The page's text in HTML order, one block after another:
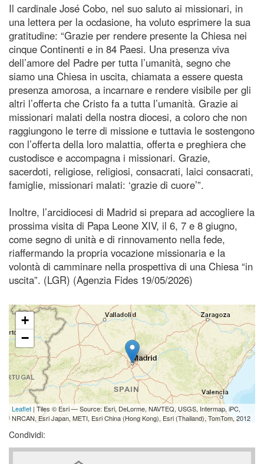
Il cardinale José Cobo, nel suo saluto ai missionari, in
una lettera per la ocdasione, ha voluto esprimere la sua
gratitudine: “Grazie per rendere presente la Chiesa nei
cinque Continenti e in 84 Paesi. Una presenza viva
dell’amore del Padre per tutta l’umanità, segno che
siamo una Chiesa in uscita, chiamata a essere questa
presenza amorosa, a incarnare e rendere visibile per gli
altri l’offerta che Cristo fa a tutta l’umanità. Grazie ai
missionari malati della nostra diocesi, a coloro che non
raggiungono le terre di missione e tuttavia le sostengono
con l’offerta della loro malattia, offerta e preghiera che
custodisce e accompagna i missionari. Grazie,
sacerdoti, religiose, religiosi, consacrati, laici consacrati,
famiglie, missionari malati: ‘grazie di cuore’”.
Inoltre, l’arcidiocesi di Madrid si prepara ad accogliere la
prossima visita di Papa Leone XIV, il 6, 7 e 8 giugno,
come segno di unità e di rinnovamento nella fede,
riaffermando la propria vocazione missionaria e la
volontà di camminare nella prospettiva di una Chiesa “in
uscita”. (LGR) (Agenzia Fides 19/05/2026)
+
−
Leaflet | Tiles © Esri — Source: Esri, DeLorme, NAVTEQ, USGS, Intermap, iPC,
NRCAN, Esri Japan, METI, Esri China (Hong Kong), Esri (Thailand), TomTom, 2012
Condividi: